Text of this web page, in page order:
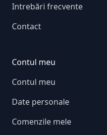
Intrebări frecvente
Contact
Contul meu
Contul meu
Date personale
Comenzile mele